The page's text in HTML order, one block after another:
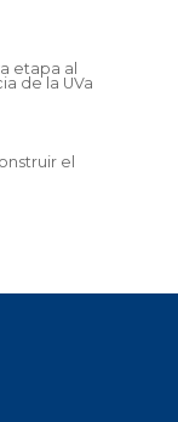
etapa al
de la UVa
el